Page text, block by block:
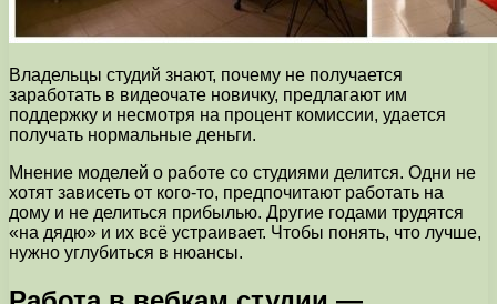
Владельцы студий знают, почему не получается
заработать в видеочате новичку, предлагают им
поддержку и несмотря на процент комиссии, удается
получать нормальные деньги.
Мнение моделей о работе со студиями делится. Одни не
хотят зависеть от кого-то, предпочитают работать на
дому и не делиться прибылью. Другие годами трудятся
«на дядю» и их всё устраивает. Чтобы понять, что лучше,
нужно углубиться в нюансы.